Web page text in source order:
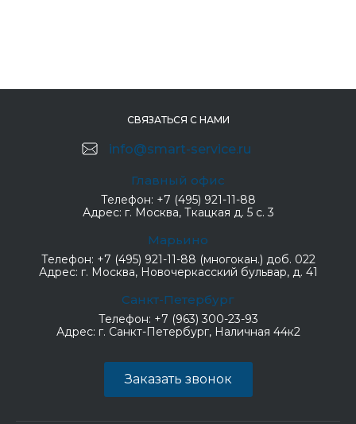
СВЯЗАТЬСЯ С НАМИ
info@smart-service.ru
Главный офис
Телефон: +7 (495) 921-11-88
Адрес: г. Москва, Ткацкая д. 5 с. 3
Марьино
Телефон: +7 (495) 921-11-88 (многокан.) доб. 022
Адрес: г. Москва, Новочеркасский бульвар, д. 41
Санкт-Петербург
Телефон: +7 (963) 300-23-93
Адрес: г. Санкт-Петербург, Наличная 44к2
Заказать звонок